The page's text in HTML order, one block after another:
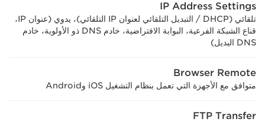
IP Address Settings
تلقائي (DHCP / التبديل التلقائي لعنوان IP التلقائي)، يدوي (عنوان IP،
قناع الشبكة الفرعية، البوابة الافتراضية، خادم DNS ذو الأولوية، خادم
DNS البديل)
Browser Remote
متوافق مع الأجهزة التي تعمل بنظام التشغيل iOS وAndroid
FTP Transfer